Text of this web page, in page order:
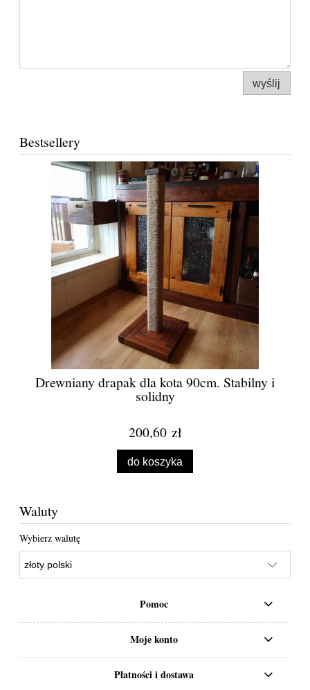
wyślij
Bestsellery
Drewniany drapak dla kota 90cm. Stabilny i
solidny
200,60 zł
do koszyka
Waluty
Wybierz walutę
Pomoc
Moje konto
Płatności i dostawa